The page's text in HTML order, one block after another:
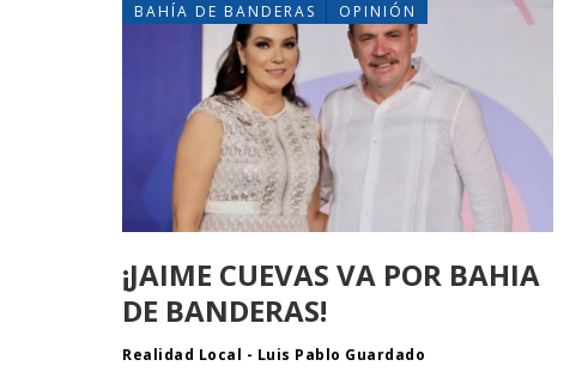
BAHÍA DE BANDERAS OPINIÓN
¡JAIME CUEVAS VA POR BAHIA
DE BANDERAS!
Realidad Local - Luis Pablo Guardado